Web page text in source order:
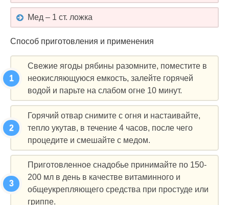
Мед – 1 ст. ложка
Способ приготовления и применения
Свежие ягоды рябины разомните, поместите в
неокисляющуюся емкость, залейте горячей
водой и парьте на слабом огне 10 минут.
Горячий отвар снимите с огня и настаивайте,
тепло укутав, в течение 4 часов, после чего
процедите и смешайте с медом.
Приготовленное снадобье принимайте по 150-
200 мл в день в качестве витаминного и
общеукрепляющего средства при простуде или
гриппе.